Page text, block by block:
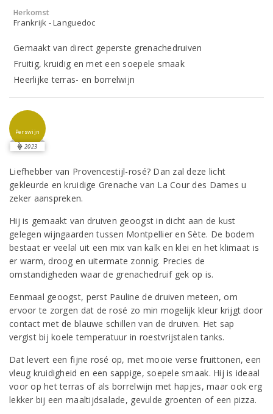
Herkomst
Frankrijk - Languedoc
Gemaakt van direct geperste grenachedruiven
Fruitig, kruidig en met een soepele smaak
Heerlijke terras- en borrelwijn
Perswijn
2023
Liefhebber van Provencestijl-rosé? Dan zal deze licht
gekleurde en kruidige Grenache van La Cour des Dames u
zeker aanspreken.
Hij is gemaakt van druiven geoogst in dicht aan de kust
gelegen wijngaarden tussen Montpellier en Sète. De bodem
bestaat er veelal uit een mix van kalk en klei en het klimaat is
er warm, droog en uitermate zonnig. Precies de
omstandigheden waar de grenachedruif gek op is.
Eenmaal geoogst, perst Pauline de druiven meteen, om
ervoor te zorgen dat de rosé zo min mogelijk kleur krijgt door
contact met de blauwe schillen van de druiven. Het sap
vergist bij koele temperatuur in roestvrijstalen tanks.
Dat levert een fijne rosé op, met mooie verse fruittonen, een
vleug kruidigheid en een sappige, soepele smaak. Hij is ideaal
voor op het terras of als borrelwijn met hapjes, maar ook erg
lekker bij een maaltijdsalade, gevulde groenten of een pizza.